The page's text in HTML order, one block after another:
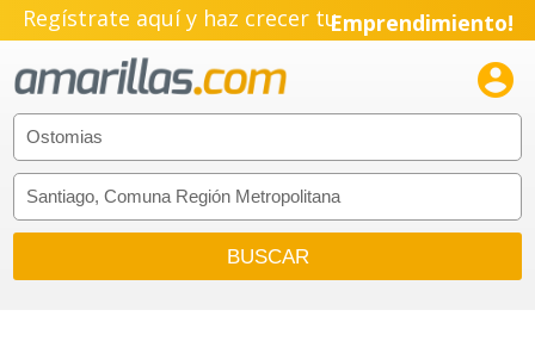
Regístrate aquí y haz crecer tuEmprendimiento!
